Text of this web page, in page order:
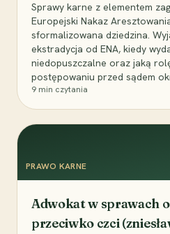
Sprawy karne z elementem
Europejski Nakaz
sformalizowana dziedzina.
ekstradycja od ENA, kiedy
niedopuszczalne oraz jaką
postępowaniu przed sądem
9 min czytania
PRAWO KARNE
Adwokat w sprawach
przeciwko czci